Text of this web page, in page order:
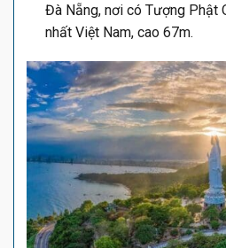
Đà Nẵng, nơi có Tượng Phật
nhất Việt Nam, cao 67m.